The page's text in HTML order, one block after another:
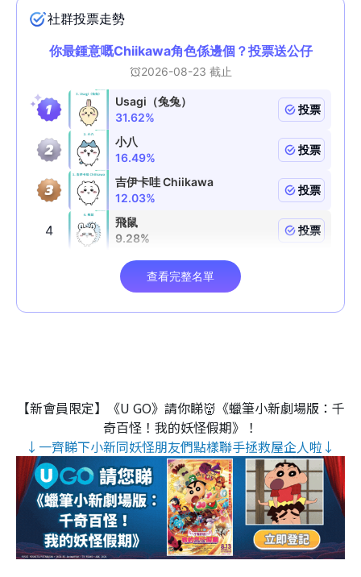
【新會員限定】《U GO》請你睇👹《蠟筆小新劇場版：千
奇百怪！我的妖怪假期》！
↓一齊睇下小新同妖怪朋友們點樣聯手拯救屋企人啦↓